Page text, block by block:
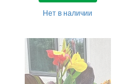
Нет в наличии